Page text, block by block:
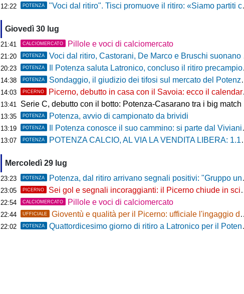
12:22 POTENZA "Voci dal ritiro". Tisci promuove il ritiro: «Siamo partiti con il piede giusto. Ad Ascoli per giocarci le nostre carte»
Giovedì 30 lug
21:41 CALCIOMERCATO Pillole e voci di calciomercato
21:20 POTENZA Voci dal ritiro, Castorani, De Marco e Bruschi suonano la carica: "Siamo pronti, non vediamo l'ora di iniziare"
20:23 POTENZA Il Potenza saluta Latronico, concluso il ritiro precampionato, da domani si torna al Viviani
14:38 POTENZA Sondaggio, il giudizio dei tifosi sul mercato del Potenza: prevale la fiducia, ma resta l'attesa per gli ultimi colpi
14:03 PICERNO Picerno, debutto in casa con il Savoia: ecco il calendario della stagione 2026/27
13:41 Serie C, debutto con il botto: Potenza-Casarano tra i big match della prima giornata
13:35 POTENZA Potenza, avvio di campionato da brividi
13:19 POTENZA Il Potenza conosce il suo cammino: si parte dal Viviani con il Casarano, ufficializzato il calendario della stagione 2026/27
13:07 POTENZA POTENZA CALCIO, AL VIA LA VENDITA LIBERA: 1.180 ABBONAMENTI SOTTOSCRITTI
Mercoledì 29 lug
23:23 POTENZA Potenza, dal ritiro arrivano segnali positivi: "Gruppo unito e tanta voglia di lavorare"
23:05 PICERNO Sei gol e segnali incoraggianti: il Picerno chiude in scioltezza il test con l'Équipe Campania
22:54 CALCIOMERCATO Pillole e voci di calciomercato
22:44 UFFICIALE Gioventù e qualità per il Picerno: ufficiale l'ingaggio del giovane attacco Andrea Oliviero
22:02 POTENZA Quattordicesimo giorno di ritiro a Latronico per il Potenza di mister Tisci